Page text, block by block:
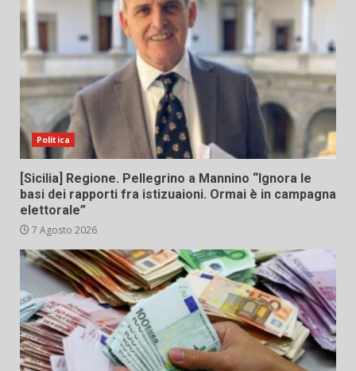
Politica
[Sicilia] Regione. Pellegrino a Mannino “Ignora le
basi dei rapporti fra istizuaioni. Ormai è in campagna
elettorale”
7 Agosto 2026